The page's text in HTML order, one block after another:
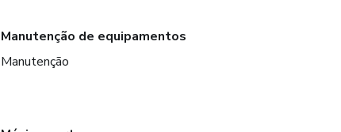
Manutenção de equipamentos
Manutenção